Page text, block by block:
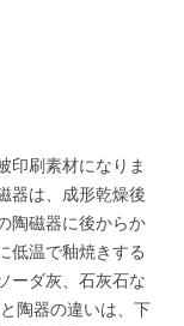
印刷素材になりま
器は、成形乾燥後
陶磁器に後からか
低温で釉焼きする
ーダ灰、石灰石な
陶器の違いは、下